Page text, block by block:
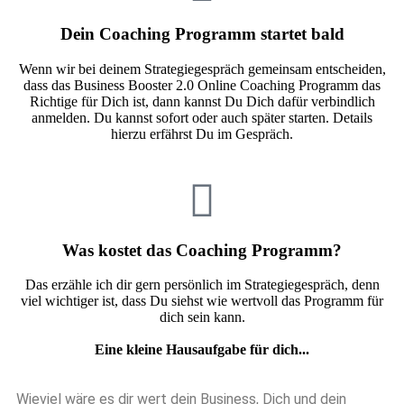
Dein Coaching Programm startet bald
Wenn wir bei deinem Strategiegespräch gemeinsam entscheiden,
dass das Business Booster 2.0 Online Coaching Programm das
Richtige für Dich ist, dann kannst Du Dich dafür verbindlich
anmelden. Du kannst sofort oder auch später starten. Details
hierzu erfährst Du im Gespräch.
Was kostet das Coaching Programm?
Das erzähle ich dir gern persönlich im Strategiegespräch, denn
viel wichtiger ist, dass Du siehst wie wertvoll das Programm für
dich sein kann.
Eine kleine Hausaufgabe für dich...
Wieviel wäre es dir wert dein Business, Dich und dein